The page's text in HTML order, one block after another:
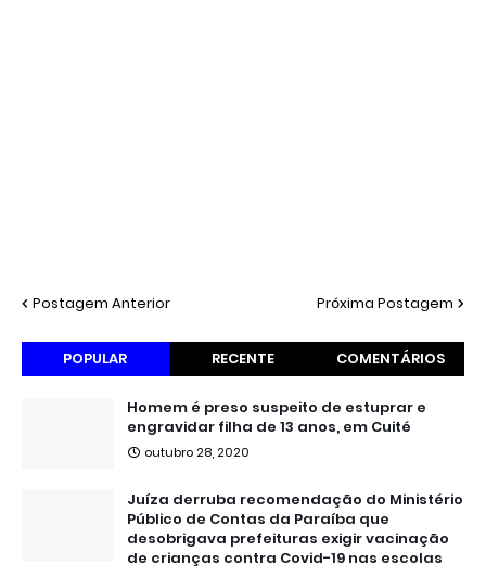
Postagem Anterior Próxima Postagem
POPULAR RECENTE COMENTÁRIOS
Homem é preso suspeito de estuprar e
engravidar filha de 13 anos, em Cuité
outubro 28, 2020
Juíza derruba recomendação do Ministério
Público de Contas da Paraíba que
desobrigava prefeituras exigir vacinação
de crianças contra Covid-19 nas escolas